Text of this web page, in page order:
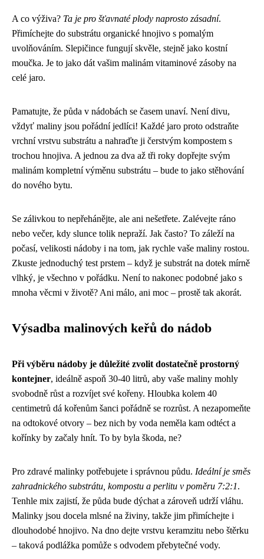
A co výživa? Ta je pro šťavnaté plody naprosto zásadní.
Přimíchejte do substrátu organické hnojivo s pomalým
uvolňováním. Slepičince fungují skvěle, stejně jako kostní
moučka. Je to jako dát vašim malinám vitaminové zásoby na
celé jaro.
Pamatujte, že půda v nádobách se časem unaví. Není divu,
vždyť maliny jsou pořádní jedlíci! Každé jaro proto odstraňte
vrchní vrstvu substrátu a nahraďte ji čerstvým kompostem s
trochou hnojiva. A jednou za dva až tři roky dopřejte svým
malinám kompletní výměnu substrátu – bude to jako stěhování
do nového bytu.
Se zálivkou to nepřehánějte, ale ani nešetřete. Zalévejte ráno
nebo večer, kdy slunce tolik nepraží. Jak často? To záleží na
počasí, velikosti nádoby i na tom, jak rychle vaše maliny rostou.
Zkuste jednoduchý test prstem – když je substrát na dotek mírně
vlhký, je všechno v pořádku. Není to nakonec podobné jako s
mnoha věcmi v životě? Ani málo, ani moc – prostě tak akorát.
Výsadba malinových keřů do nádob
Při výběru nádoby je důležité zvolit dostatečně prostorný
kontejner, ideálně aspoň 30-40 litrů, aby vaše maliny mohly
svobodně růst a rozvíjet své kořeny. Hloubka kolem 40
centimetrů dá kořenům šanci pořádně se rozrůst. A nezapomeňte
na odtokové otvory – bez nich by voda neměla kam odtéct a
kořínky by začaly hnít. To by byla škoda, ne?
Pro zdravé malinky potřebujete i správnou půdu. Ideální je směs
zahradnického substrátu, kompostu a perlitu v poměru 7:2:1.
Tenhle mix zajistí, že půda bude dýchat a zároveň udrží vláhu.
Malinky jsou docela mlsné na živiny, takže jim přimíchejte i
dlouhodobé hnojivo. Na dno dejte vrstvu keramzitu nebo štěrku
– taková podlážka pomůže s odvodem přebytečné vody.